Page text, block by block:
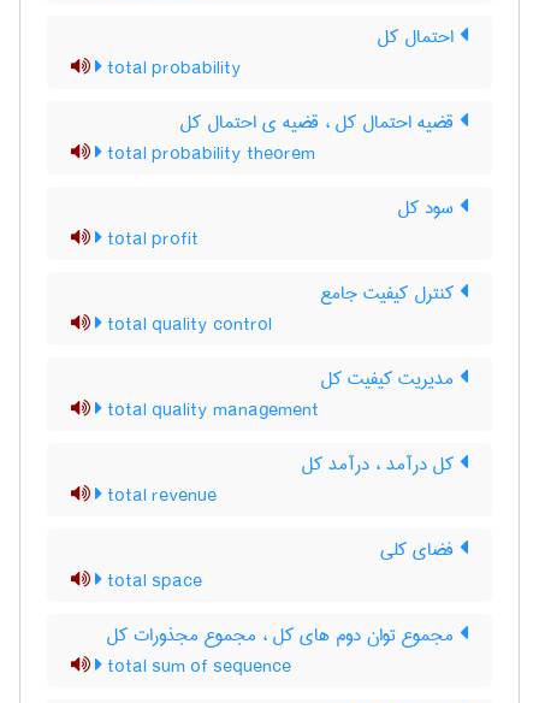
احتمال کل
total probability
قضیه احتمال کل ، قضیه ی احتمال کل
total probability theorem
سود کل
total profit
کنترل کیفیت جامع
total quality control
مدیریت کیفیت کل
total quality management
کل درآمد ، درآمد کل
total revenue
فضای کلی
total space
مجموع توان دوم های کل ، مجموع مجذورات کل
total sum of sequence